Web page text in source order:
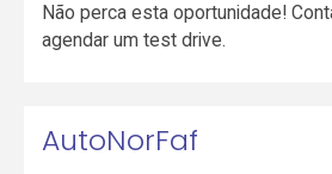
Não perca esta oportunidade!
agendar um test drive.
AutoNorFaf